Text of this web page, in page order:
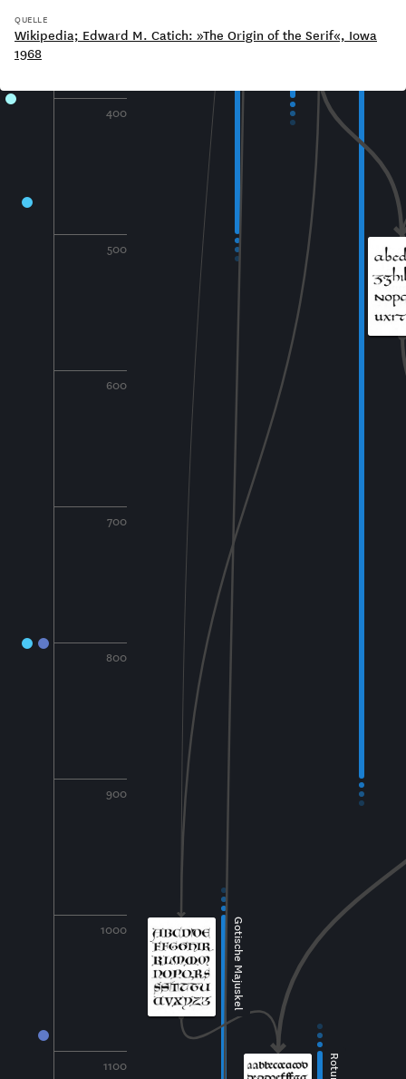
400
500
600
700
800
900
1000
1100
Gotische Majuskel
QUELLE
Wikipedia; Edward M. Catich: »The Origin of the Serif«, Iowa
1968